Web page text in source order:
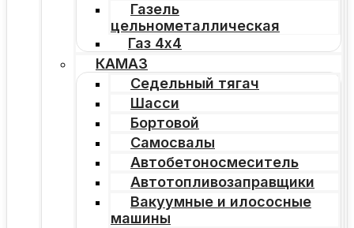
Газель
цельнометаллическая
Газ 4х4
КАМАЗ
Седельный тягач
Шасси
Бортовой
Самосвалы
Автобетоносмеситель
Автотопливозаправщики
Вакуумные и илососные
машины